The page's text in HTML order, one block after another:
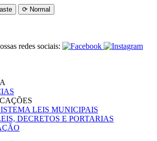
⟳ Normal
redes sociais:
LEIS MUNICIPAIS
DECRETOS E PORTARIAS